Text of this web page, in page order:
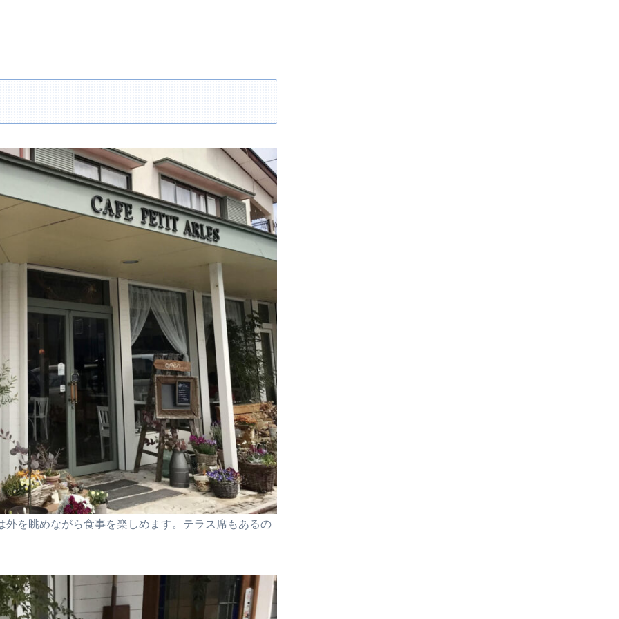
を眺めながら食事を楽しめます。テラス席もあるの